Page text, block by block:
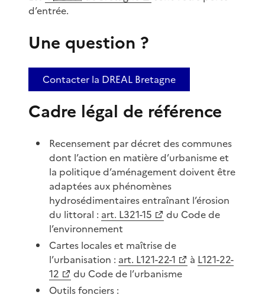
d’entrée.
Une question ?
Contacter la DREAL Bretagne
Cadre légal de référence
Recensement par décret des communes
dont l’action en matière d’urbanisme et
la politique d’aménagement doivent être
adaptées aux phénomènes
hydrosédimentaires entraînant l’érosion
du littoral : art. L321-15
du Code de
l’environnement
Cartes locales et maîtrise de
l’urbanisation : art. L121-22-1 à L121-22-
12
du Code de l’urbanisme
Outils fonciers :